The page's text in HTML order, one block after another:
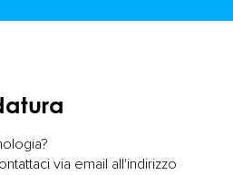
via email all'indirizzo